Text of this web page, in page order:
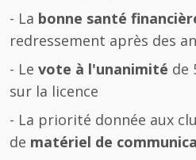
- La bonne santé
redressement après des
- Le vote à l'unanimité de
sur la licence
- La priorité donnée aux
de matériel de